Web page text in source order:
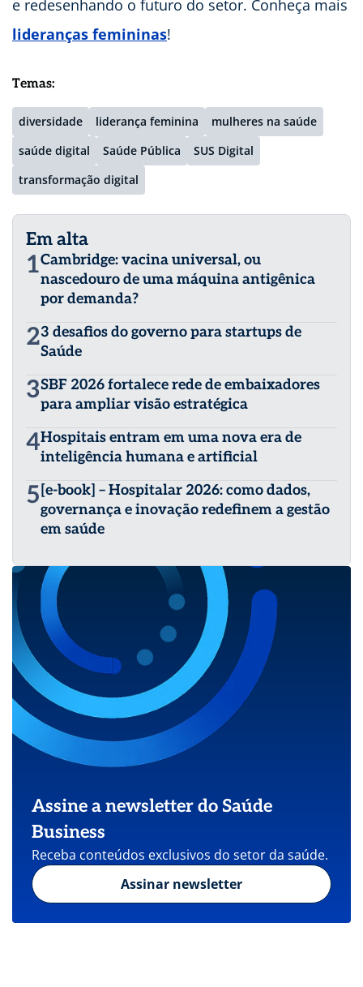
e redesenhando o futuro do setor. Conheça mais
lideranças femininas!
Temas:
diversidade liderança feminina
mulheres na saúde
saúde digital
Saúde Pública
SUS Digital
transformação digital
Em alta
1Cambridge: vacina universal, ou
nascedouro de uma máquina antigênica
por demanda?
23 desafios do governo para startups de
Saúde
3SBF 2026 fortalece rede de embaixadores
para ampliar visão estratégica
4Hospitais entram em uma nova era de
inteligência humana e artificial
5 [e-book] – Hospitalar 2026: como dados,
governança e inovação redefinem a gestão
em saúde
Assine a newsletter do Saúde
Business
Receba conteúdos exclusivos do setor da saúde.
Assinar newsletter